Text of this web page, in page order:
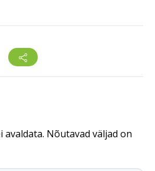
avaldata. Nõutavad väljad on